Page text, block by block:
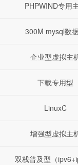
PHPWIND专用
300M mysql数
企业型虚拟主
下载专用型
LinuxC
增强型虚拟主
双栈普及型（